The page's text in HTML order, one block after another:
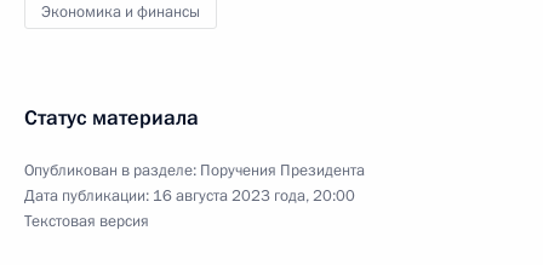
Экономика и финансы
Статус материала
Опубликован в разделе: Поручения Президента
Дата публикации: 16 августа 2023 года, 20:00
Текстовая версия